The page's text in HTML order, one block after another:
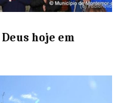
Deus hoje em